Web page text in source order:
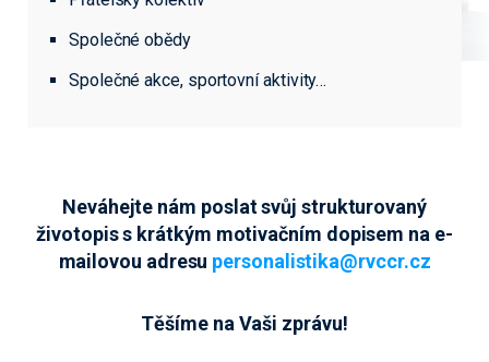
Společné obědy
Společné akce, sportovní aktivity…
Neváhejte nám poslat svůj strukturovaný
životopis s krátkým motivačním dopisem na e-
mailovou adresu personalistika@rvccr.cz
Těšíme na Vaši zprávu!